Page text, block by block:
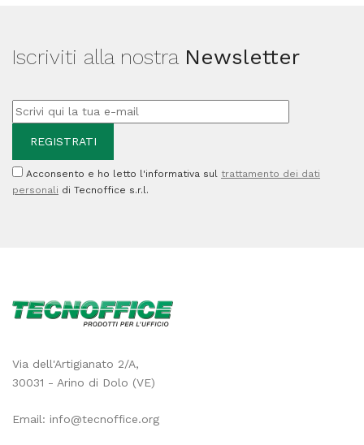
-
quantità
Iscriviti alla nostra Newsletter
Acconsento e ho letto l'informativa sul trattamento dei dati
personali di Tecnoffice s.r.l.
Via dell'Artigianato 2/A,
30031 - Arino di Dolo (VE)
Email: info@tecnoffice.org